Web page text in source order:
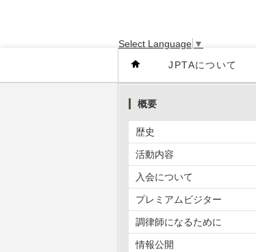
Select Language ▼
JPTAについて
概要
歴史
活動内容
入会について
プレミアムビジター
調律師になるために
情報公開